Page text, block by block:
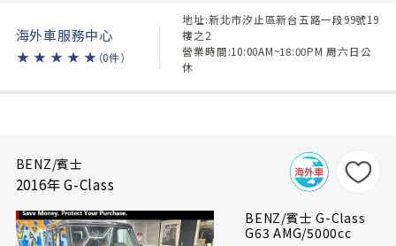
海外車服務中心
★ ★ ★ ★ ★ （0件）
地址:新北市汐止區新台五路一段99號19
樓之2
營業時間:10:00AM~18:00PM 周六日公
休
BENZ/賓士
2016年 G-Class
BENZ/賓士 G-Class
G63 AMG/5000cc